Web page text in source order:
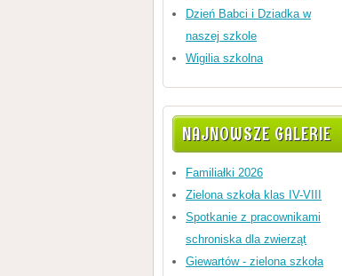
Dzień Babci i Dziadka w
naszej szkole
Wigilia szkolna
NAJNOWSZE GALERIE
Familiałki 2026
Zielona szkoła klas IV-VIII
Spotkanie z pracownikami
schroniska dla zwierząt
Giewartów - zielona szkoła